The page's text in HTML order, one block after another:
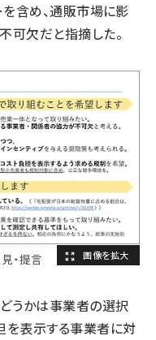
を含め、通販市場に影
可欠だと指摘した。
・提言
うかは事業者の選択
を表示する事業者に対